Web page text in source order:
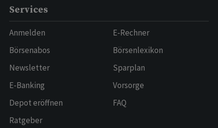
Services
Anmelden
Börsenabos
Newsletter
E-Banking
Depot eröffnen
Ratgeber
E-Rechner
Börsenlexikon
Sparplan
Vorsorge
FAQ